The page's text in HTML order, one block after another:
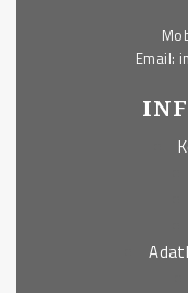
Email: